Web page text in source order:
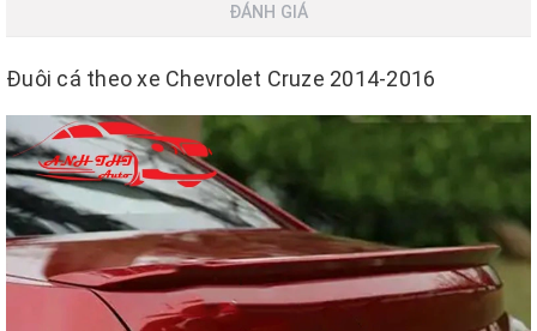
ĐÁNH GIÁ
Đuôi cá theo xe Chevrolet Cruze 2014-2016